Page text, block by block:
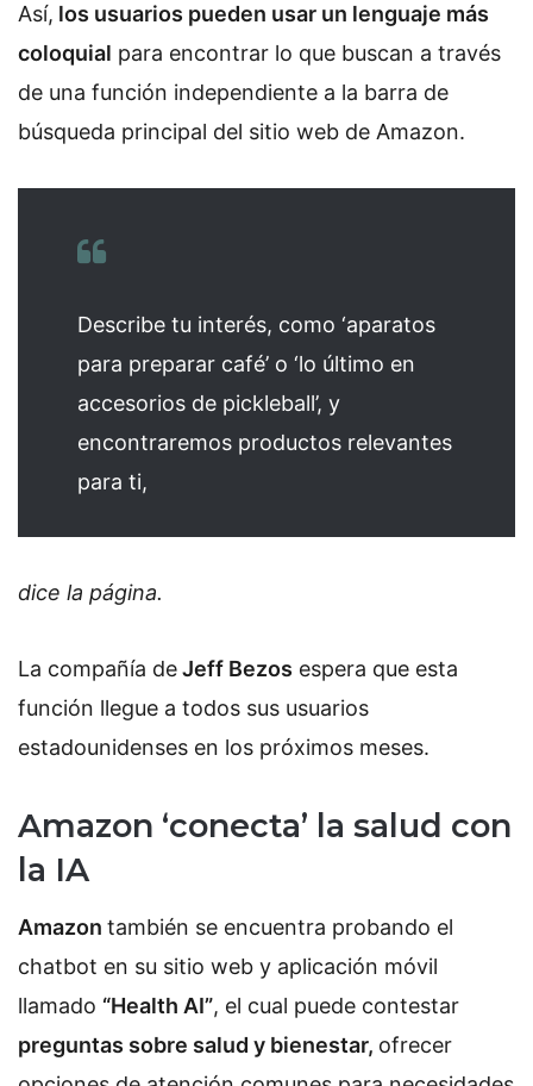
Así, los usuarios pueden usar un lenguaje más
coloquial para encontrar lo que buscan a través
de una función independiente a la barra de
búsqueda principal del sitio web de Amazon.
Describe tu interés, como ‘aparatos
para preparar café’ o ‘lo último en
accesorios de pickleball’, y
encontraremos productos relevantes
para ti,
dice la página.
La compañía deJeff Bezos espera que esta
función llegue a todos sus usuarios
estadounidenses en los próximos meses.
Amazon ‘conecta’ la salud con
la IA
Amazon también se encuentra probando el
chatbot en su sitio web y aplicación móvil
llamado “Health AI”, el cual puede contestar
preguntas sobre salud y bienestar, ofrecer